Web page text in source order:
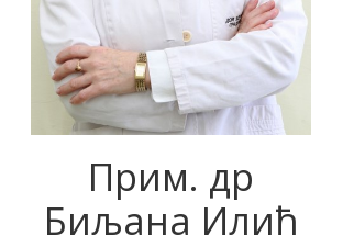
Прим. др
Биљана Илић